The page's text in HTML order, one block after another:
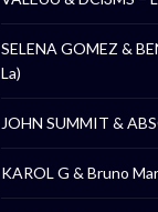
SELENA GOMEZ &
La)
JOHN SUMMIT &
KAROL G & Bruno